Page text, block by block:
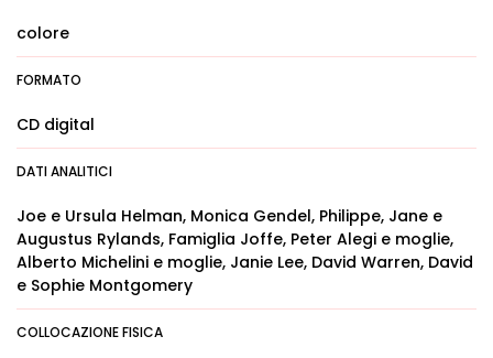
colore
FORMATO
CD digital
DATI ANALITICI
Joe e Ursula Helman, Monica Gendel, Philippe, Jane e
Augustus Rylands, Famiglia Joffe, Peter Alegi e moglie,
Alberto Michelini e moglie, Janie Lee, David Warren, David
e Sophie Montgomery
COLLOCAZIONE FISICA